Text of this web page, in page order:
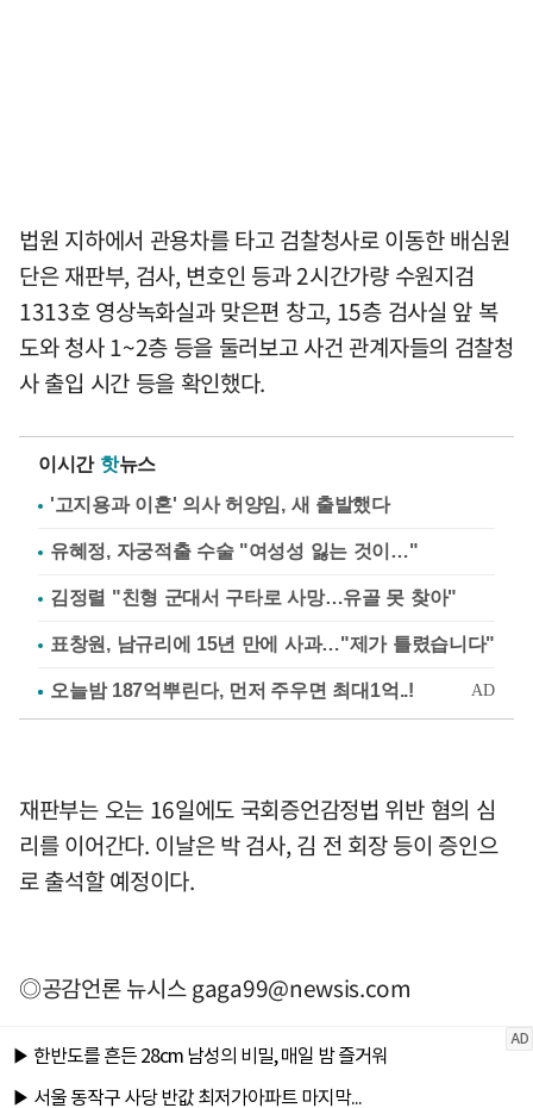
법원 지하에서 관용차를 타고 검찰청사로 이동한 배심원
단은 재판부, 검사, 변호인 등과 2시간가량 수원지검
1313호 영상녹화실과 맞은편 창고, 15층 검사실 앞 복
도와 청사 1~2층 등을 둘러보고 사건 관계자들의 검찰청
사 출입 시간 등을 확인했다.
이시간 핫뉴스
'고지용과 이혼' 의사 허양임, 새 출발했다
유혜정, 자궁적출 수술 "여성성 잃는 것이…"
김정렬 "친형 군대서 구타로 사망…유골 못 찾아"
표창원, 남규리에 15년 만에 사과…"제가 틀렸습니다"
재판부는 오는 16일에도 국회증언감정법 위반 혐의 심
리를 이어간다. 이날은 박 검사, 김 전 회장 등이 증인으
로 출석할 예정이다.
◎공감언론 뉴시스gaga99@newsis.com